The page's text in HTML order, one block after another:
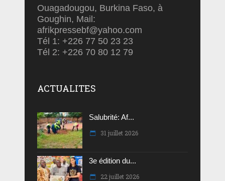
Ouagadougou, Burkina Faso, à
Goughin, Mail:
afrikpressebf@yahoo.com
Tél 1: +226 77 50 23 23
Tél 2: +226 70 80 12 79
ACTUALITES
Salubrité: Af...
31 juillet 2026
3e édition du...
22 juillet 2026